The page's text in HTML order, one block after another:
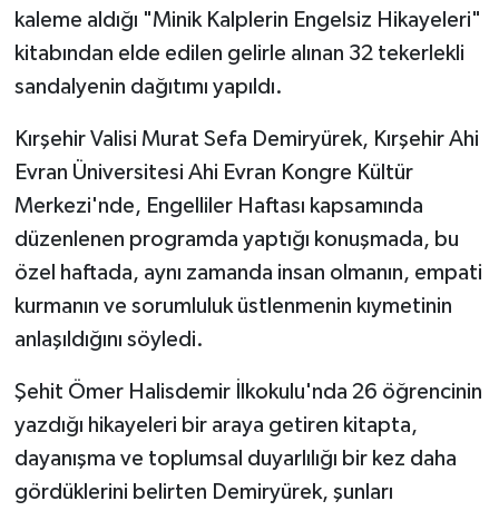
kaleme aldığı "Minik Kalplerin Engelsiz Hikayeleri"
kitabından elde edilen gelirle alınan 32 tekerlekli
sandalyenin dağıtımı yapıldı.
Kırşehir Valisi Murat Sefa Demiryürek, Kırşehir Ahi
Evran Üniversitesi Ahi Evran Kongre Kültür
Merkezi'nde, Engelliler Haftası kapsamında
düzenlenen programda yaptığı konuşmada, bu
özel haftada, aynı zamanda insan olmanın, empati
kurmanın ve sorumluluk üstlenmenin kıymetinin
anlaşıldığını söyledi.
Şehit Ömer Halisdemir İlkokulu'nda 26 öğrencinin
yazdığı hikayeleri bir araya getiren kitapta,
dayanışma ve toplumsal duyarlılığı bir kez daha
gördüklerini belirten Demiryürek, şunları